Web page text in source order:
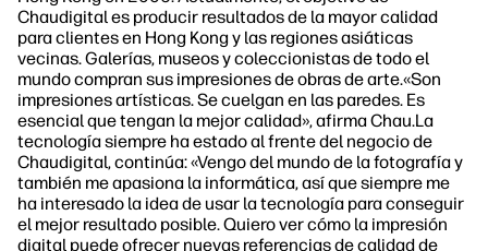
Chaudigital es producir resultados de la mayor calidad
para clientes en Hong Kong y las regiones asiáticas
vecinas. Galerías, museos y coleccionistas de todo el
mundo compran sus impresiones de obras de arte.«Son
impresiones artísticas. Se cuelgan en las paredes. Es
esencial que tengan la mejor calidad», afirma Chau.La
tecnología siempre ha estado al frente del negocio de
Chaudigital, continúa: «Vengo del mundo de la fotografía y
también me apasiona la informática, así que siempre me
ha interesado la idea de usar la tecnología para conseguir
el mejor resultado posible. Quiero ver cómo la impresión
digital puede ofrecer nuevas referencias de calidad de